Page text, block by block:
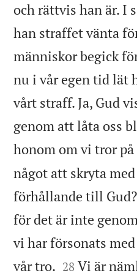
och rättvis han är. I
han straffet vänta
människor begick
nu i vår egen tid lät
vårt straff. Ja, Gud
genom att låta oss
honom om vi tror på
något att skryta
förhållande till
för det är inte
vi har försonats
vår tro. 

28 Vi är